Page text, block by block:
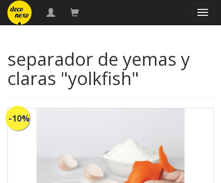
separador de yemas y
claras "yolkfish"
-10%